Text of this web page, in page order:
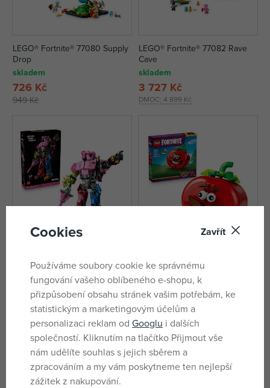
LEGO® Fortnite® 77080 Supply
Drop
skladem
949 Kč
726 Kč
LEGO® Fortnite® 77082 Rave
Cave
skladem
DMOC: 4 899 Kč
3 727 Kč
LEGO® Fortnite® 77078 Mecha
Team Leader
skladem
DMOC:5 649 Kč
4 425 Kč
LEGO® Fortnite® 77079
Tomatohead
skladem
DMOC:359 Kč
263 Kč
Cookies Zavřít
Používáme soubory cookie ke správnému
fungování vašeho oblíbeného e-shopu, k
přizpůsobení obsahu stránek vašim potřebám, ke
statistickým a marketingovým účelům a
personalizaci reklam od Googlu i dalších
společností. Kliknutím na tlačítko Přijmout vše
nám udělíte souhlas s jejich sběrem a
zpracováním a my vám poskytneme ten nejlepší
zážitek z nakupování.